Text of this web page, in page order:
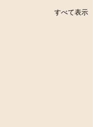
すべて表示